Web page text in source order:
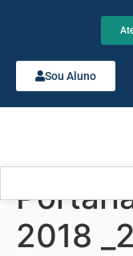
Sou Aluno
2018 _2